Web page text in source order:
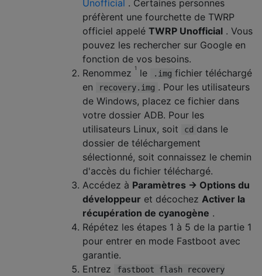
Unofficial . Certaines personnes
préfèrent une fourchette de TWRP
officiel appelé TWRP Unofficial . Vous
pouvez les rechercher sur Google en
fonction de vos besoins.
Renommez 1 le .img fichier téléchargé
en
recovery.img . Pour les utilisateurs
de Windows, placez ce fichier dans
votre dossier ADB. Pour les
utilisateurs Linux, soit
cd dans le
dossier de téléchargement
sélectionné, soit connaissez le chemin
d'accès du fichier téléchargé.
Accédez à Paramètres -> Options du
développeur et décochez Activer la
récupération de cyanogène .
Répétez les étapes 1 à 5 de la partie 1
pour entrer en mode Fastboot avec
garantie.
Entrez
fastboot flash recovery